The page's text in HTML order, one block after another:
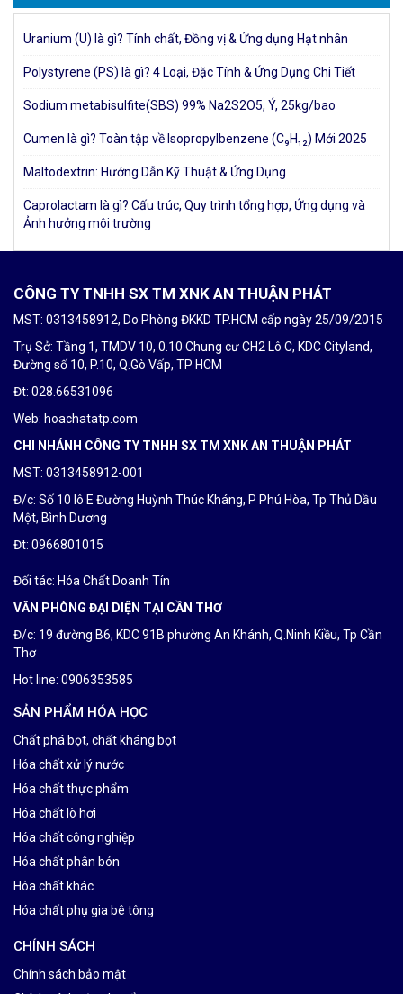
Uranium (U) là gì? Tính chất, Đồng vị & Ứng dụng Hạt nhân
Polystyrene (PS) là gì? 4 Loại, Đặc Tính & Ứng Dụng Chi Tiết
Sodium metabisulfite(SBS) 99% Na2S2O5, Ý, 25kg/bao
Cumen là gì? Toàn tập về Isopropylbenzene (C₉H₁₂) Mới 2025
Maltodextrin: Hướng Dẫn Kỹ Thuật & Ứng Dụng
Caprolactam là gì? Cấu trúc, Quy trình tổng hợp, Ứng dụng và
Ảnh hưởng môi trường
CÔNG TY TNHH SX TM XNK AN THUẬN PHÁT
MST: 0313458912, Do Phòng ĐKKD TP.HCM cấp ngày 25/09/2015
Trụ Sở: Tầng 1, TMDV 10, 0.10 Chung cư CH2 Lô C, KDC Cityland,
Đường số 10, P.10, Q.Gò Vấp, TP HCM
Đt: 028.66531096
Web: hoachatatp.com
CHI NHÁNH CÔNG TY TNHH SX TM XNK AN THUẬN PHÁT
MST: 0313458912-001
Đ/c: Số 10 lô E Đường Huỳnh Thúc Kháng, P Phú Hòa, Tp Thủ Dầu
Một, Bình Dương
Đt: 0966801015
Đối tác: Hóa Chất Doanh Tín
VĂN PHÒNG ĐẠI DIỆN TẠI CẦN THƠ
Đ/c: 19 đường B6, KDC 91B phường An Khánh, Q.Ninh Kiều, Tp Cần
Thơ
Hot line: 0906353585
SẢN PHẨM HÓA HỌC
Chất phá bọt, chất kháng bọt
Hóa chất xử lý nước
Hóa chất thực phẩm
Hóa chất lò hơi
Hóa chất công nghiệp
Hóa chất phân bón
Hóa chất khác
Hóa chất phụ gia bê tông
CHÍNH SÁCH
Chính sách bảo mật